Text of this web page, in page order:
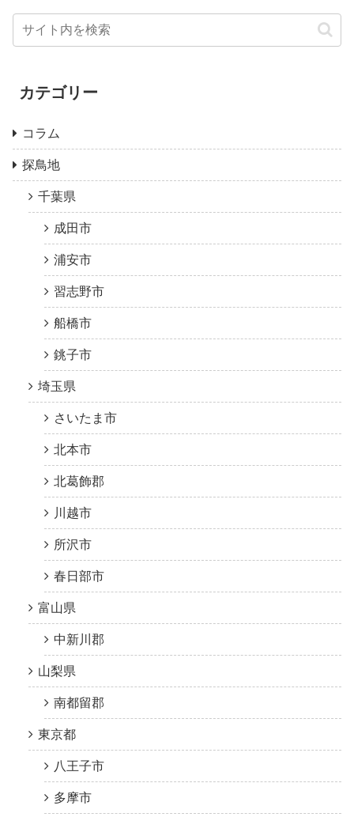
カテゴリー
コラム
探鳥地
千葉県
成田市
浦安市
習志野市
船橋市
銚子市
埼玉県
さいたま市
北本市
北葛飾郡
川越市
所沢市
春日部市
富山県
中新川郡
山梨県
南都留郡
東京都
八王子市
多摩市